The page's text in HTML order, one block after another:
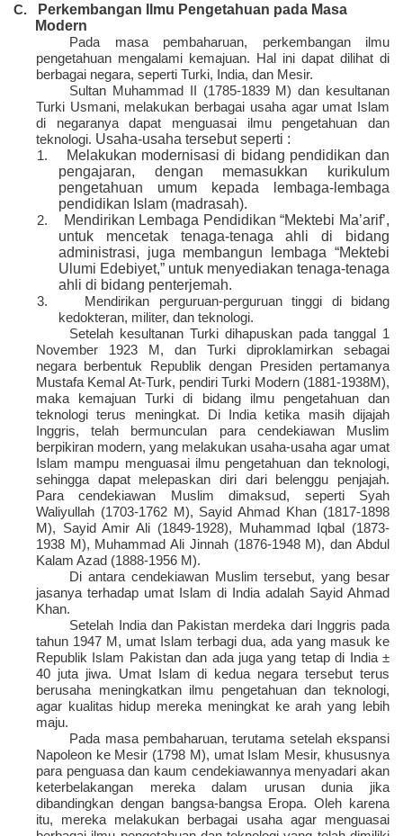
C.
Perkembangan Ilmu Pengetahuan pada Masa
Modern
Pada masa pembaharuan, perkembangan ilmu
pengetahuan mengalami kemajuan. Hal ini dapat dilihat di
berbagai negara, seperti Turki, India, dan Mesir.
Sultan Muhammad II (1785-1839 M) dan kesultanan
Turki Usmani, melakukan berbagai usaha agar umat Islam
di negaranya dapat menguasai ilmu pengetahuan dan
teknologi. Usaha-usaha tersebut seperti :
1.
Melakukan modernisasi di bidang pendidikan dan
pengajaran, dengan memasukkan kurikulum
pengetahuan umum kepada lembaga-lembaga
pendidikan Islam (madrasah).
2.
Mendirikan Lembaga Pendidikan “Mektebi Ma’arif’,
untuk mencetak tenaga-tenaga ahli di bidang
administrasi, juga membangun lembaga “Mektebi
Ulumi Edebiyet,” untuk menyediakan tenaga-tenaga
ahli di bidang penterjemah.
3.
Mendirikan perguruan-perguruan tinggi di bidang
kedokteran, militer, dan teknologi.
Setelah kesultanan Turki dihapuskan pada tanggal 1
November 1923 M, dan Turki diproklamirkan sebagai
negara berbentuk Republik dengan Presiden pertamanya
Mustafa Kemal At-Turk, pendiri Turki Modern (1881-1938M),
maka kemajuan Turki di bidang ilmu pengetahuan dan
teknologi terus meningkat. Di India ketika masih dijajah
Inggris, telah bermunculan para cendekiawan Muslim
berpikiran modern, yang melakukan usaha-usaha agar umat
Islam mampu menguasai ilmu pengetahuan dan teknologi,
sehingga dapat melepaskan diri dari belenggu penjajah.
Para cendekiawan Muslim dimaksud, seperti Syah
Waliyullah (1703-1762 M), Sayid Ahmad Khan (1817-1898
M), Sayid Amir Ali (1849-1928), Muhammad Iqbal (1873-
1938 M), Muhammad Ali Jinnah (1876-1948 M), dan Abdul
Kalam Azad (1888-1956 M).
Di antara cendekiawan Muslim tersebut, yang besar
jasanya terhadap umat Islam di India adalah Sayid Ahmad
Khan.
Setelah India dan Pakistan merdeka dari Inggris pada
tahun 1947 M, umat Islam terbagi dua, ada yang masuk ke
Republik Islam Pakistan dan ada juga yang tetap di India ±
40 juta jiwa. Umat Islam di kedua negara tersebut terus
berusaha meningkatkan ilmu pengetahuan dan teknologi,
agar kualitas hidup mereka meningkat ke arah yang lebih
maju.
Pada masa pembaharuan, terutama setelah ekspansi
Napoleon ke Mesir (1798 M), umat Islam Mesir, khususnya
para penguasa dan kaum cendekiawannya menyadari akan
keterbelakangan mereka dalam urusan dunia jika
dibandingkan dengan bangsa-bangsa Eropa. Oleh karena
itu, mereka melakukan berbagai usaha agar menguasai